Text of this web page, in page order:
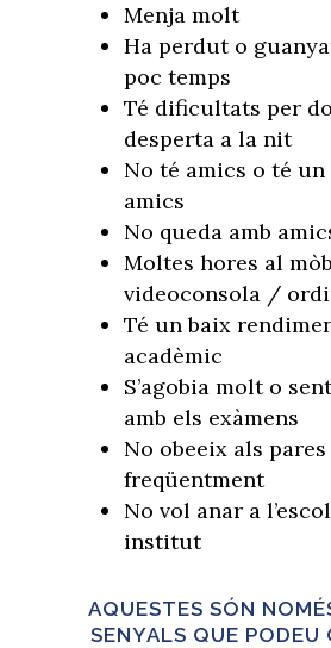
Menja molt
Ha perdut o
poc temps
Té dificultats per
desperta a la nit
No té amics o té un
amics
No queda amb
Moltes hores al
videoconsola /
Té un baix
acadèmic
S’agobia molt o
amb els exàmens
No obeeix als
freqüentment
No vol anar a
institut
AQUESTES SÓN
SENYALS QUE PODEU